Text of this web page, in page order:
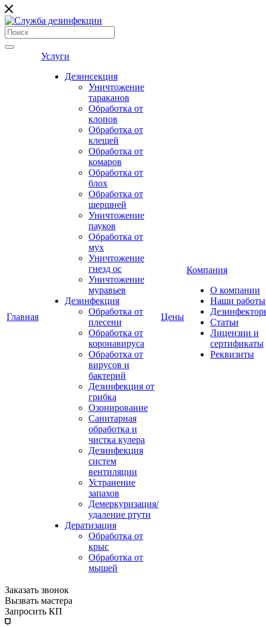
Главная
Услуги
Дезинсекция
Уничтожение
тараканов
Обработка от
клопов
Обработка от
клещей
Обработка от
комаров
Обработка от
блох
Обработка от
шершней
Уничтожение
пауков
Обработка от
мух
Уничтожение
гнезд ос
Уничтожение
муравьев
Дезинфекция
Обработка от
плесени
Обработка от
коронавируса
Обработка от
вирусов и
бактерий
Дезинфекция от
грибка
Озонирование
Санитарная
обработка и
чистка кулера
Дезинфекция
систем
вентиляции
Устранение
запахов
Демеркуризация/
удаление ртути
Дератизация
Обработка от
крыс
Обработка от
мышей
Цены
Компания
О компании
Наши работы
Статьи
Лицензии и
сертификаты
Реквизиты
Заказать звонок
Вызвать мастера
Запросить КП